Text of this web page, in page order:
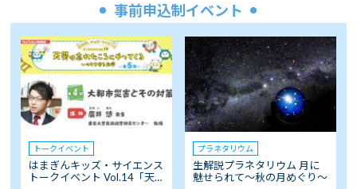
事前申込制イベント
トークイベント
はまぎんキッズ・サイエンス
トークイベント Vol.14「天…
プラネタリウム
生解説プラネタリウム 月に
魅せられて～秋の月めぐり～